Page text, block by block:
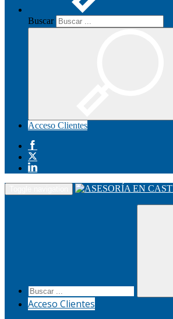
Buscar
Acceso Clientes
Acceso Clientes